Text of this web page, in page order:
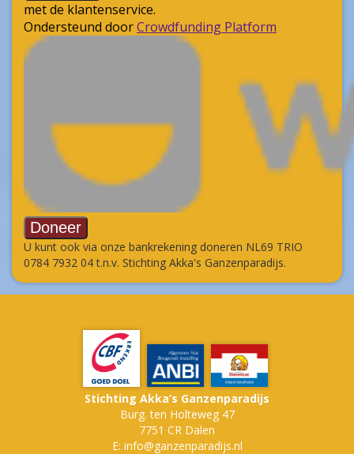
U kunt ook via onze bankrekening doneren NL69 TRIO
0784 7932 04 t.n.v. Stichting Akka's Ganzenparadijs.
Stichting Akka’s Ganzenparadijs
Burg. ten Holteweg 47
7751 CR Dalen
E: info@ganzenparadijs.nl